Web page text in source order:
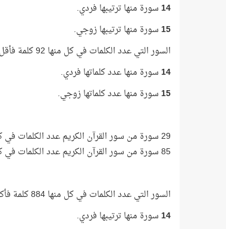
14سورة منها ترتيبها فردي.
15سورة منها ترتيبها زوجي.
السور التي عدد الكلمات في كل منها 92 كلمة فأقل:
14سورة منها عدد كلماتها فردي.
15سورة منها عدد كلماتها زوجي.
29 سورة من سور القرآن الكريم عدد الكلمات في كل منها 884 كلمة فأكثر.
85 سورة من سور القرآن الكريم عدد الكلمات في كل منها أقل من 884 كلمة.
السور التي عدد الكلمات في كل منها 884 كلمة فأكثر:
14سورة منها ترتيبها فردي.